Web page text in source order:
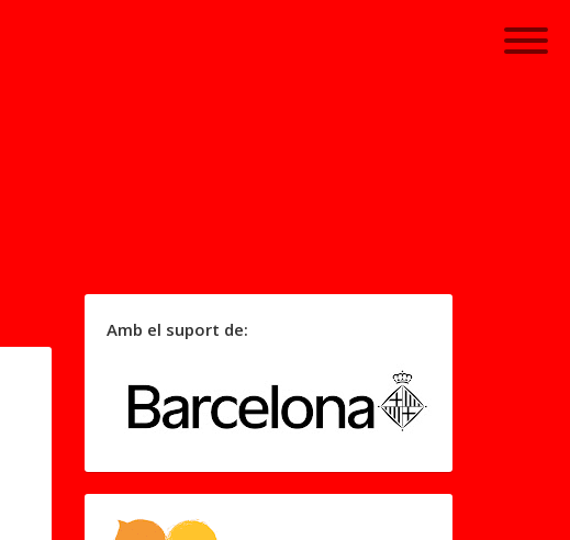
Amb el suport de: